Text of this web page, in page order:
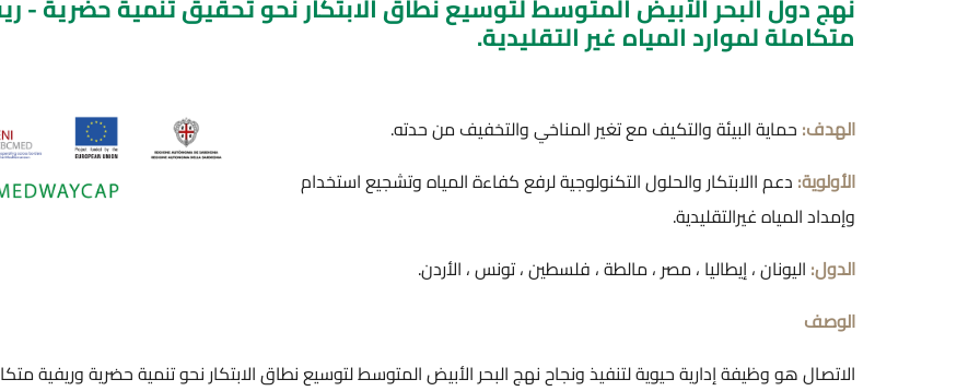
متكاملة لموارد المياه غير التقليدية.
الهدف: حماية البيئة والتكيف مع تغير المناخي والتخفيف من حدته.
الأولوية: دعم االابتكار والحلول التكنولوجية لرفع كفاءة المياه وتشجيع استخدام
وإمداد المياه غيرالتقليدية.
الدول: اليونان ، إيطاليا ، مصر ، مالطة ، فلسطين ، تونس ، الأردن.
الوصف
الاتصال هو وظيفة إدارية حيوية لتنفيذ ونجاح نهج البحر الأبيض المتوسط لتوسيع نطاق الابتكار نحو تنمية حضرية وريفية